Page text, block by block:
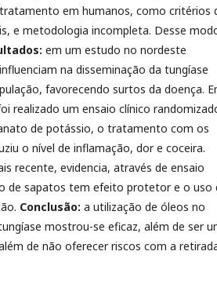
em humanos, como critérios
e metodologia incompleta. Desse
em um estudo no nordeste
na disseminação da tungíase
favorecendo surtos da doença.
realizado um ensaio clínico
de potássio, o tratamento com os
o nível de inflamação, dor e coceira.
recente, evidencia, através de ensaio
de sapatos tem efeito protetor e o uso
Conclusão: a utilização de óleos no
mostrou-se eficaz, além de ser
de não oferecer riscos com a